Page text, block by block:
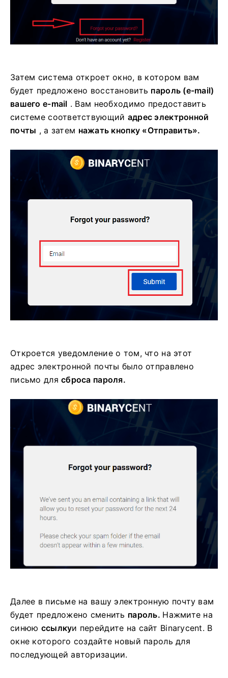
Затем система откроет окно, в котором вам
будет предложено восстановить пароль (e-mail)
вашего e-mail . Вам необходимо предоставить
системе соответствующий адрес электронной
почты , а затем нажать кнопку «Отправить».
Откроется уведомление о том, что на этот
адрес электронной почты было отправлено
письмо длясброса пароля.
Далее в письме на вашу электронную почту вам
будет предложено сменить пароль. Нажмите на
синюю ссылкуи перейдите на сайт Binarycent. В
окне которого создайте новый пароль для
последующей авторизации.